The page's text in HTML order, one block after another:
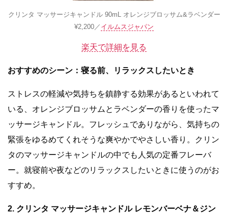
クリンタ マッサージキャンドル 90mL オレンジブロッサム&ラベンダー
¥2,200／ イルムスジャパン
楽天で詳細を見る
おすすめのシーン：寝る前、リラックスしたいとき
ストレスの軽減や気持ちを鎮静する効果があるといわれて
いる、オレンジブロッサムとラベンダーの香りを使ったマ
ッサージキャンドル。フレッシュでありながら、気持ちの
緊張をゆるめてくれそうな爽やかでやさしい香り。クリン
タのマッサージキャンドルの中でも人気の定番フレーバ
ー。就寝前や夜などのリラックスしたいときに使うのがお
すすめ。
2. クリンタ マッサージキャンドル レモンバーベナ＆ジン